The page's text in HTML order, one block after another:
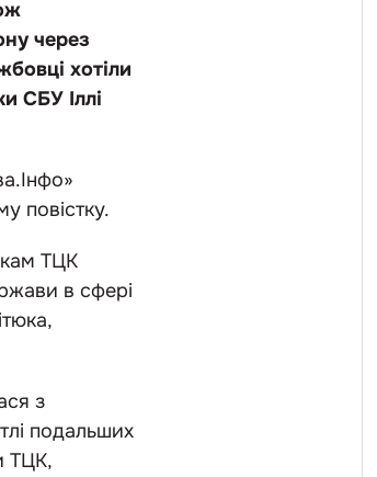
через
хотіли
СБУ Іллі
повістку.
ТЦК
в сфері
з
подальших
ТЦК,